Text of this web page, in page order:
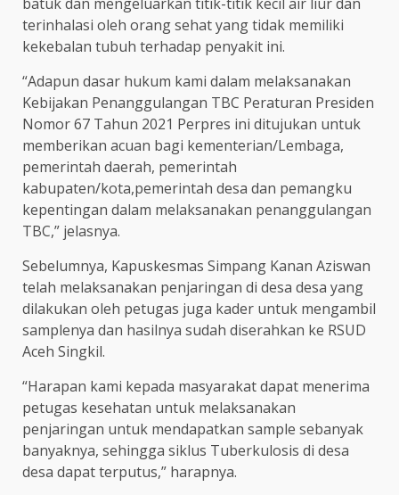
terinhalasi oleh orang sehat yang tidak memiliki
kekebalan tubuh terhadap penyakit ini.
“Adapun dasar hukum kami dalam melaksanakan
Kebijakan Penanggulangan TBC Peraturan Presiden
Nomor 67 Tahun 2021 Perpres ini ditujukan untuk
memberikan acuan bagi kementerian/Lembaga,
pemerintah daerah, pemerintah
kabupaten/kota,pemerintah desa dan pemangku
kepentingan dalam melaksanakan penanggulangan
TBC,” jelasnya.
Sebelumnya, Kapuskesmas Simpang Kanan Aziswan
telah melaksanakan penjaringan di desa desa yang
dilakukan oleh petugas juga kader untuk mengambil
samplenya dan hasilnya sudah diserahkan ke RSUD
Aceh Singkil.
“Harapan kami kepada masyarakat dapat menerima
petugas kesehatan untuk melaksanakan
penjaringan untuk mendapatkan sample sebanyak
banyaknya, sehingga siklus Tuberkulosis di desa
desa dapat terputus,” harapnya.